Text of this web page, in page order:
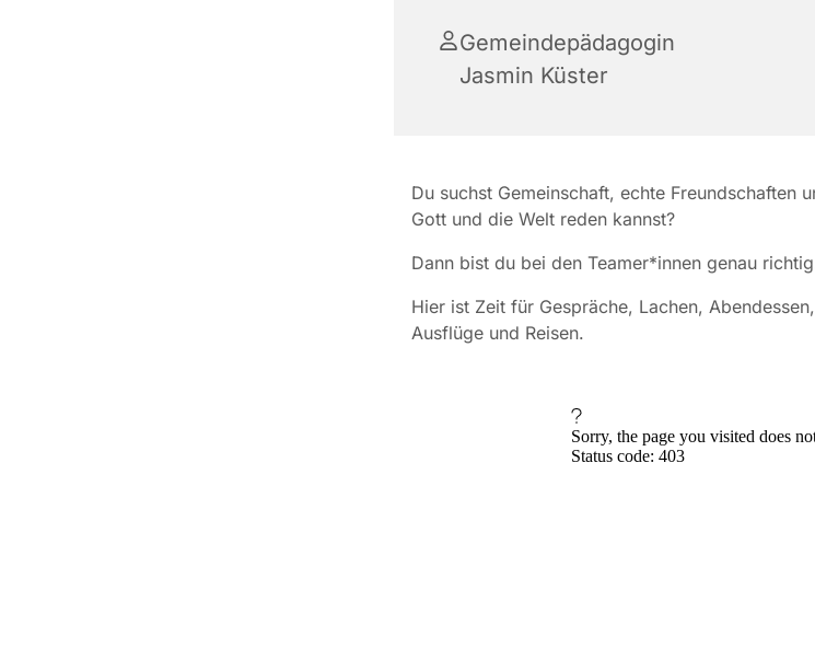
Gemeindepädagogin
Jasmin Küster
Du suchst Gemeinschaft, echte Freundschaften
Gott und die Welt reden kannst?
Dann bist du bei den Teamer*innen genau
Hier ist Zeit für Gespräche, Lachen,
Ausflüge und Reisen.